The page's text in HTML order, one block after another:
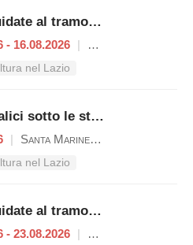
Visite guidate al tramonto a Castello di Santa Severa
- 16.08.2026 |
nel Lazio
Libri e calici sotto le stelle del Castello
| Santa Marinella
nel Lazio
Visite guidate al tramonto a Castello di Santa Severa
- 23.08.2026 |